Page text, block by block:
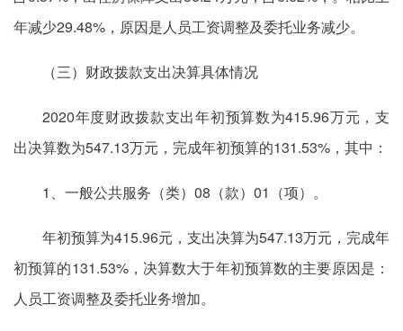
年减少29.48%，原因是人员工资调整及委托业务减少。
（三）财政拨款支出决算具体情况
2020年度财政拨款支出年初预算数为415.96万元，支
出决算数为547.13万元，完成年初预算的131.53%，其中：
1、一般公共服务（类）08（款）01（项）。
年初预算为415.96元，支出决算为547.13万元，完成年
初预算的131.53%，决算数大于年初预算数的主要原因是：
人员工资调整及委托业务增加。